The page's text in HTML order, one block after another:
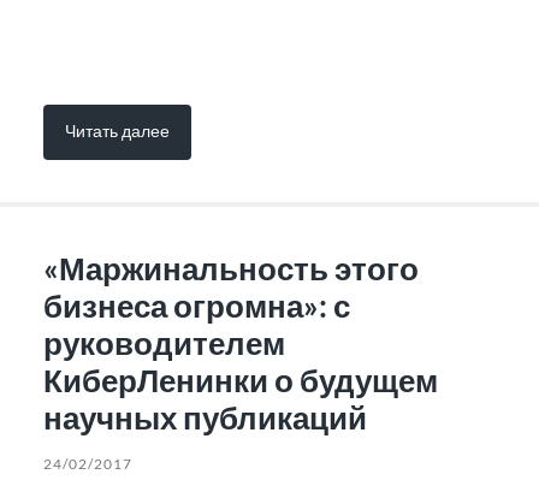
Читать далее
«Маржинальность этого
бизнеса огромна»: с
руководителем
КиберЛенинки о будущем
научных публикаций
24/02/2017